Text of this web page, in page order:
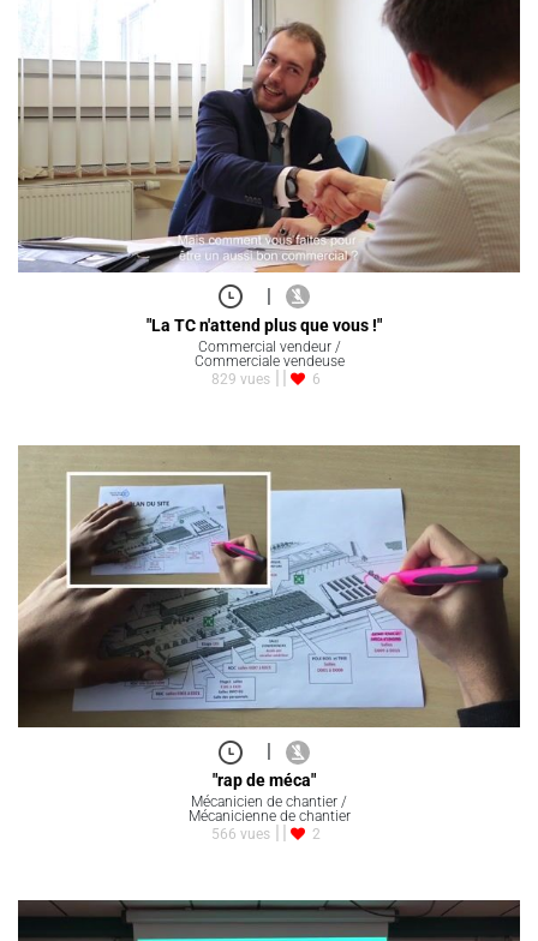
|
"La TC n'attend plus que vous !"
Commercial vendeur /
Commerciale vendeuse
829 vues
6
|
"rap de méca"
Mécanicien de chantier /
Mécanicienne de chantier
566 vues
2